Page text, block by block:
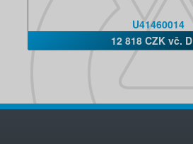
U41460014
12 818 CZK vč.